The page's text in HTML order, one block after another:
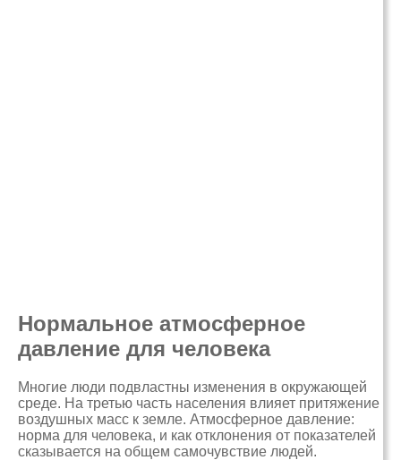
Нормальное атмосферное
давление для человека
Многие люди подвластны изменения в окружающей
среде. На третью часть населения влияет притяжение
воздушных масс к земле. Атмосферное давление:
норма для человека, и как отклонения от показателей
сказывается на общем самочувствие людей.